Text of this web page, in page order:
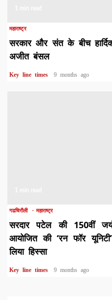
महाराष्ट्र
सरकार और संत के बीच
अजीत बंसल
Key line times 9 months ago
गढचिरौली महाराष्ट्र
सरदार पटेल की 150वीं
आयोजित की ‘रन फॉर
लिया हिस्सा
Key line times 9 months ago